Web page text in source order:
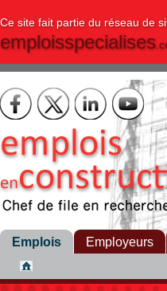
Ce site fait partie du réseau de
emploisspecialises
Emplois Employeurs